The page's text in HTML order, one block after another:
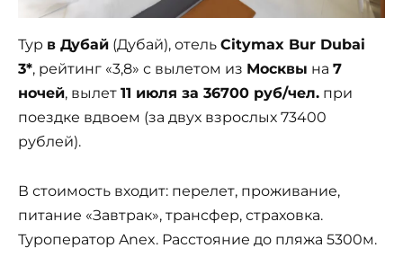
Тур в Дубай (Дубай), отель Citymax Bur Dubai
3*, рейтинг «3,8» с вылетом из Москвы на 7
ночей, вылет 11 июля за 36700 руб/чел. при
поездке вдвоем (за двух взрослых 73400
рублей).
В стоимость входит: перелет, проживание,
питание «Завтрак», трансфер, страховка.
Туроператор Anex. Расстояние до пляжа 5300м.